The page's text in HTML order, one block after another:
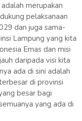
merupakan
pelaksanaan
dan juga sama-
Lampung yang kita
Emas dan misi
daripada visi kita
ada di sini adalah
di provinsi
besar bagi
yang ada di